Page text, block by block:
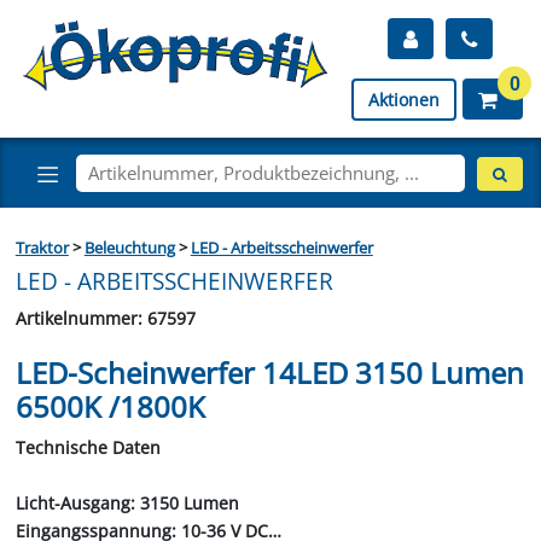
Aktionen
0
Traktor>Beleuchtung>LED - Arbeitsscheinwerfer
LED - ARBEITSSCHEINWERFER
Artikelnummer: 67597
LED-Scheinwerfer 14LED 3150 Lumen
6500K /1800K
Technische Daten
Licht-Ausgang: 3150 Lumen
Eingangsspannung: 10-36 V DC